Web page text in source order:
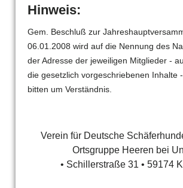
Hinweis:
Gem. Beschluß zur
06.01.2008 wird auf die Nennung des
der Adresse der jeweiligen Mitglieder -
die gesetzlich vorgeschriebenen Inhalte
bitten um Verständnis.
Verein für Deutsche
Ortsgruppe Heeren bei
• Schillerstraße 31 • 59174